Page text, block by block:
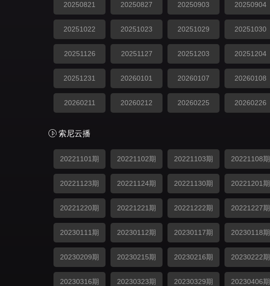
20250821 20250827 20250903 20250904
20251022 20251023 20251029 20251030
20251126 20251127 20251203 20251204
20251231 20260101 20260107 20260108
20260211 20260212 20260225 20260226
索尼云播
20221101期 20221102期 20221103期 20221108期
20221123期 20221124期 20221130期 20221201期
20221220期 20221221期 20221222期 20221227期
20230111期 20230112期 20230117期 20230118期
20230209期 20230215期 20230216期 20230222期
20230316期 20230323期 20230329期 20230406期